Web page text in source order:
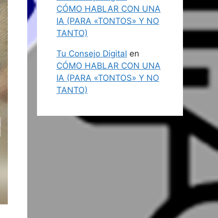
CÓMO HABLAR CON UNA
IA (PARA «TONTOS» Y NO
TANTO)
Tu Consejo Digital en
CÓMO HABLAR CON UNA
IA (PARA «TONTOS» Y NO
TANTO)